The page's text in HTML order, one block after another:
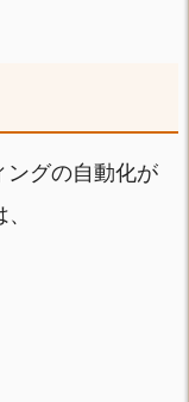
ングの自動化が